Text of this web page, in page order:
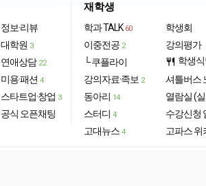
정보·리뷰
대학원 3
연애상담 22
미용·패션 4
스타트업·창업 3
공식 오픈채팅
재학생
학과 TALK 60
이중전공 2
└ 쿠플라이
강의자료·족보 2
동아리 14
스터디 4
고대뉴스 4
학생회
강의평가
restaurant 학생
셔틀버스
열람실 (
수강신청
고파스 위